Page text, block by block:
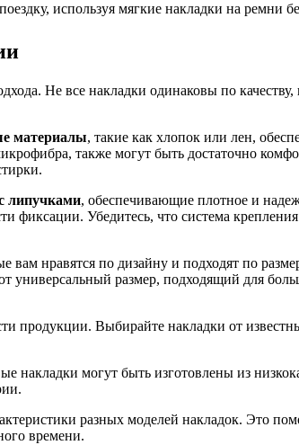
используя мягкие накладки на ремни
Не все накладки одинаковы по
материалы, такие как хлопок или лен,
также могут быть достаточно
липучками, обеспечивающие плотное и
Убедитесь, что система
нравятся по дизайну и подходят по
размер, подходящий для
продукции. Выбирайте накладки от
накладки могут быть изготовлены из
разных моделей накладок. Это
времени.